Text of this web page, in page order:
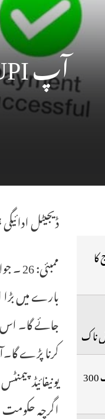
آپ UPI پر اندھا دھند ادائیگی بند کر دیجئے
ڈیجیٹل
بارے میں بڑا
جائے گا۔ اس
کرنا پڑے
ناک
ایئر انڈیا کا طیارہ ہوا میں اچانک 300